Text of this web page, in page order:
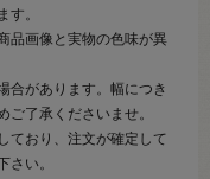
す。
品画像と実物の色味が異
合があります。幅につき
ご了承くださいませ。
ており、注文が確定して
さい。